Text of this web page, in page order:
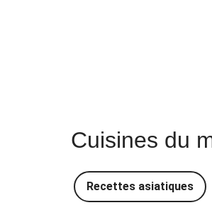
Cuisines du
Recettes asiatiques